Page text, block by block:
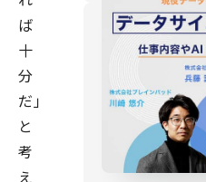
ば
十
分
だ」
と
考
え